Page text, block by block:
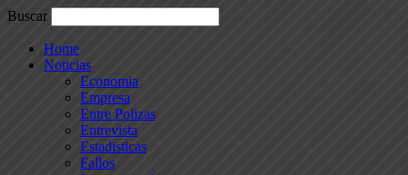
Buscar
Home
Noticias
Economia
Empresa
Entre Polizas
Entrevista
Estadisticas
Fallos